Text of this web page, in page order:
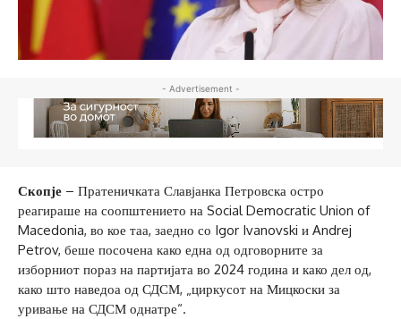
- Advertisement -
Скопје – Пратеничката Славјанка Петровска остро
реагираше на соопштението на Social Democratic Union of
Macedonia, во кое таа, заедно со Igor Ivanovski и Andrej
Petrov, беше посочена како една од одговорните за
изборниот пораз на партијата во 2024 година и како дел од,
како што наведоа од СДСМ, „циркусот на Мицкоски за
уривање на СДСМ однатре“.